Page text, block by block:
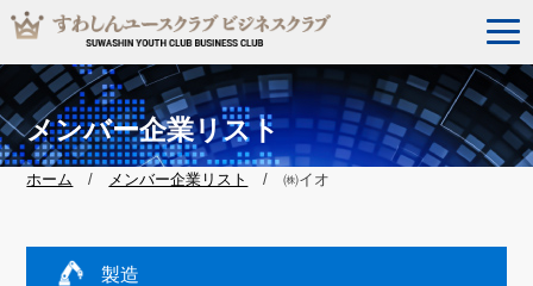
メンバー企業リスト
ホーム / メンバー企業リスト / ㈱イオ
製造